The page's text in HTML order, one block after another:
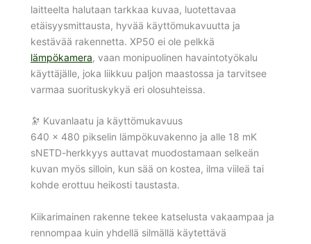
laitteelta halutaan tarkkaa kuvaa, luotettavaa
etäisyysmittausta, hyvää käyttömukavuutta ja
kestävää rakennetta. XP50 ei ole pelkkä
lämpökamera, vaan monipuolinen havaintotyökalu
käyttäjälle, joka liikkuu paljon maastossa ja tarvitsee
varmaa suorituskykyä eri olosuhteissa.
🔭 Kuvanlaatu ja käyttömukavuus
640 × 480 pikselin lämpökuvakenno ja alle 18 mK
sNETD-herkkyys auttavat muodostamaan selkeän
kuvan myös silloin, kun sää on kostea, ilma viileä tai
kohde erottuu heikosti taustasta.
Kiikarimainen rakenne tekee katselusta vakaampaa ja
rennompaa kuin yhdellä silmällä käytettävä